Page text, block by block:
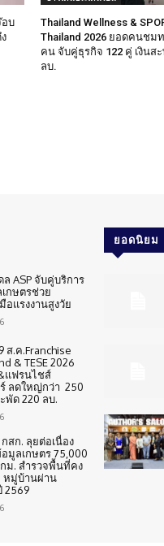
อบ
Thailand Wellness &
Thailand 2026 ยอดคนชม
คน จับคู่ธุรกิจ 122 คู่ เงินส
ลบ.
ล ASP จับคู่บริการ
เกษตรช่วย
อแรงงานสูงวัย
ส.ค.Franchise
& TESE 2026
แฟรนไชส์
ลดใหญ่กว่า 250
พัด 220 ลบ.
สก. ลุยต่อเนื่อง
มูลเกษตร 75,000
ม. สำรวจพื้นที่คง
หมู่บ้านผ่าน
2569
ยอดนิยม